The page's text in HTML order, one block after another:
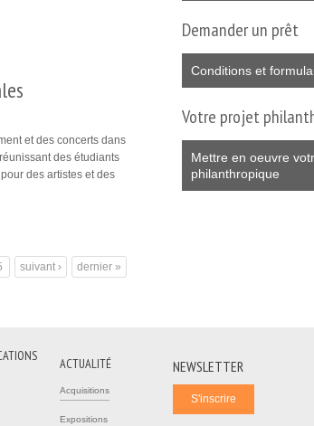
et des concerts dans
des étudiants
des artistes et des
suivant › dernier »
Demander un prêt
Conditions et
Votre projet
Mettre en oeuvre
philanthropique
NEWSLETTER
ACTUALITÉ
Acquisitions
Expositions